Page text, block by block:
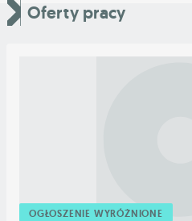
Oferty pracy
OGŁOSZENIE WYRÓŻNIONE